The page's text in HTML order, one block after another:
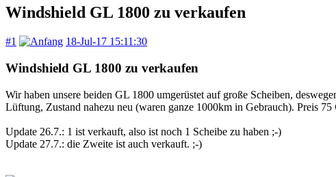
Windshield GL 1800 zu verkaufen
#1 18-Jul-17 15:11:30
Windshield GL 1800 zu verkaufen
Wir haben unsere beiden GL 1800 umgerüstet auf große Scheiben,
Lüftung, Zustand nahezu neu (waren ganze 1000km in Gebrauch). Preis 75
Update 26.7.: 1 ist verkauft, also ist noch 1 Scheibe zu haben ;-)
Update 27.7.: die Zweite ist auch verkauft. ;-)